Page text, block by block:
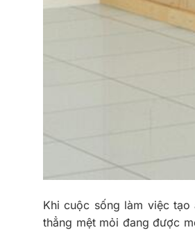
Khi cuộc sống làm việc
thẳng mệt mỏi đang được